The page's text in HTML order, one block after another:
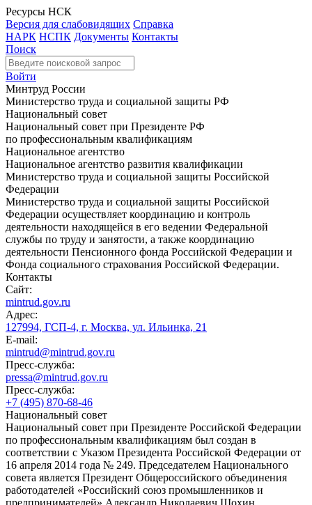
Ресурсы НСК
Версия для слабовидящих Справка
НАРК НСПК Документы Контакты
Поиск
Войти
Минтруд России
Министерство труда и социальной защиты РФ
Национальный совет
Национальный совет при Президенте РФ
по профессиональным квалификациям
Национальное агентство
Национальное агентство развития квалификации
Министерство труда и социальной защиты Российской
Федерации
Министерство труда и социальной защиты Российской
Федерации осуществляет координацию и контроль
деятельности находящейся в его ведении Федеральной
службы по труду и занятости, а также координацию
деятельности Пенсионного фонда Российской Федерации и
Фонда социального страхования Российской Федерации.
Контакты
Сайт:
mintrud.gov.ru
Адрес:
127994, ГСП-4, г. Москва, ул. Ильинка, 21
E-mail:
mintrud@mintrud.gov.ru
Пресс-служба:
pressa@mintrud.gov.ru
Пресс-служба:
+7 (495) 870-68-46
Национальный совет
Национальный совет при Президенте Российской Федерации
по профессиональным квалификациям был создан в
соответствии с Указом Президента Российской Федерации от
16 апреля 2014 года № 249. Председателем Национального
совета является Президент Общероссийского объединения
работодателей «Российский союз промышленников и
предпринимателей» Александр Николаевич Шохин.